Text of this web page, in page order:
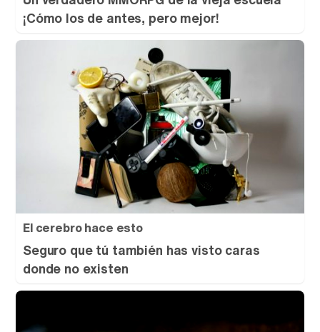
¡Cómo los de antes, pero mejor!
El cerebro hace esto
Seguro que tú también has visto caras
donde no existen